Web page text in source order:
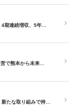
期連続増収、5年…
で熊本から未来…
新たな取り組みで持…